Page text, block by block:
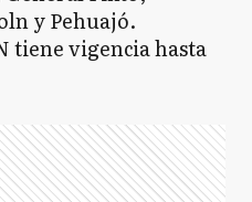
y Pehuajó.
tiene vigencia hasta